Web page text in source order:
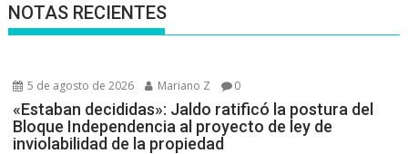
NOTAS RECIENTES
5 de agosto de 2026 Mariano Z 0
«Estaban decididas»: Jaldo ratificó la postura del
Bloque Independencia al proyecto de ley de
inviolabilidad de la propiedad